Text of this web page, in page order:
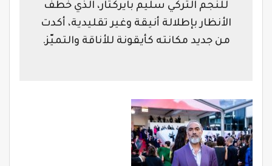
للنجم التركي سليم بايركتار، الذي خطف
الأنظار بإطلالة أنيقة وغير تقليدية، أكدت
من جديد مكانته كأيقونة للأناقة والتميّز.